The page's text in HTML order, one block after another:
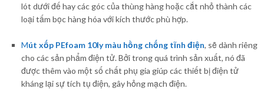
lót dưới đế hay các góc của thùng hàng hoặc cắt nhỏ thành các
loại tấm bọc hàng hóa với kích thước phù hợp.
Mút xốp PEfoam 10ly màu hồng chống tĩnh điện, sẽ dành riêng
cho các sản phẩm điện tử. Bởi trong quá trình sản xuất, nó đã
được thêm vào một số chất phụ gia giúp các thiết bị điện tử
kháng lại sự tích tụ điện, gây hỏng mạch điện.